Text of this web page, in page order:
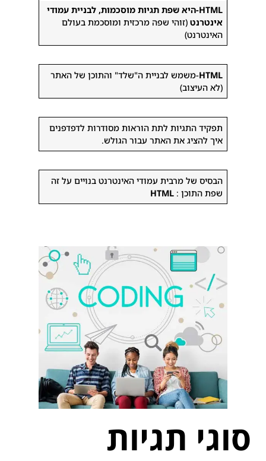
HTML-היא שפת תגיות מוסכמות, לבניית עמודי
אינטרנט (זוהי שפה מרכזית ומוסכמת בעולם
האינטרנט)
HTML-משמש לבניית ה"שלד" והתוכן של האתר
(לא העיצוב)
תפקיד התגיות לתת הוראות מסודרות לדפדפנים
איך להציג את האתר עבור הגולש.
הבסיס של מרבית עמודי האינטרנט בנויים על זה
שפת התוכן :HTML
סוגי תגיות